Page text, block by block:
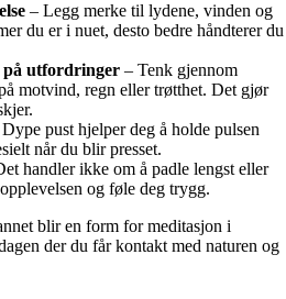
– Legg merke til lydene, vinden og
du er i nuet, desto bedre håndterer du
på utfordringer – Tenk gjennom
motvind, regn eller trøtthet. Det gjør
pust hjelper deg å holde pulsen
når du blir presset.
handler ikke om å padle lengst eller
og føle deg trygg.
blir en form for meditasjon i
der du får kontakt med naturen og